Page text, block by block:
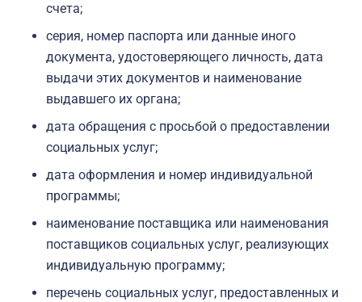
счета;
серия, номер паспорта или данные иного
документа, удостоверяющего личность, дата
выдачи этих документов и наименование
выдавшего их органа;
дата обращения с просьбой о предоставлении
социальных услуг;
дата оформления и номер индивидуальной
программы;
наименование поставщика или наименования
поставщиков социальных услуг, реализующих
индивидуальную программу;
перечень социальных услуг, предоставленных и